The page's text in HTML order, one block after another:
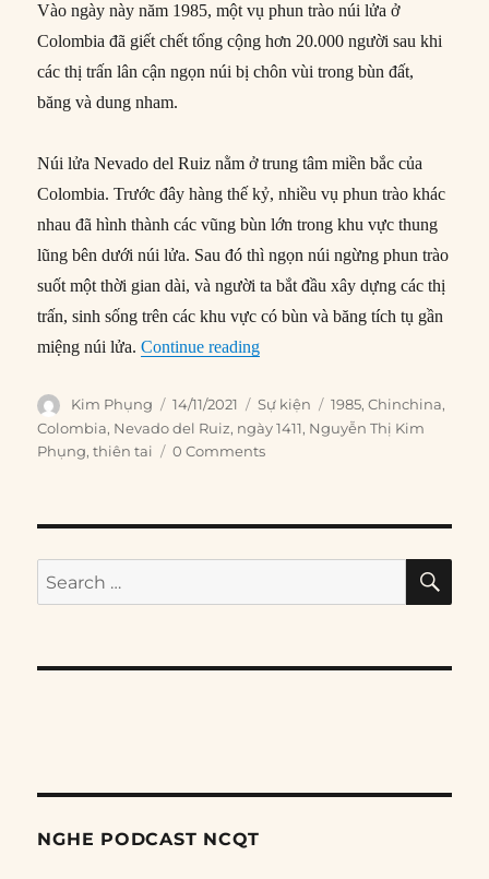
Vào ngày này năm 1985, một vụ phun trào núi lửa ở
Colombia đã giết chết tổng cộng hơn 20.000 người sau khi
các thị trấn lân cận ngọn núi bị chôn vùi trong bùn đất,
băng và dung nham.
Núi lửa Nevado del Ruiz nằm ở trung tâm miền bắc của
Colombia. Trước đây hàng thế kỷ, nhiều vụ phun trào khác
nhau đã hình thành các vũng bùn lớn trong khu vực thung
lũng bên dưới núi lửa. Sau đó thì ngọn núi ngừng phun trào
suốt một thời gian dài, và người ta bắt đầu xây dựng các thị
trấn, sinh sống trên các khu vực có bùn và băng tích tụ gần
miệng núi lửa.Continue reading“14/11/1985: Núi lửa Nevado
Author
Kim Phụng
Posted
on
14/11/2021 Categories
Sự kiện Tags
1985,Chinchina,
Colombia, Nevado del Ruiz, ngày 1411, Nguyễn Thị Kim
Phụng,thiên tai 0 Comments
Search
for:
NGHE PODCAST NCQT